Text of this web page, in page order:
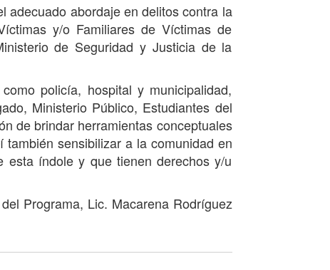
adecuado abordaje en delitos contra la
y/o Familiares de Víctimas de
de Seguridad y Justicia de la
policía, hospital y municipalidad,
Ministerio Público, Estudiantes del
de brindar herramientas conceptuales
sensibilizar a la comunidad en
esta índole y que tienen derechos y/u
Programa, Lic. Macarena Rodríguez